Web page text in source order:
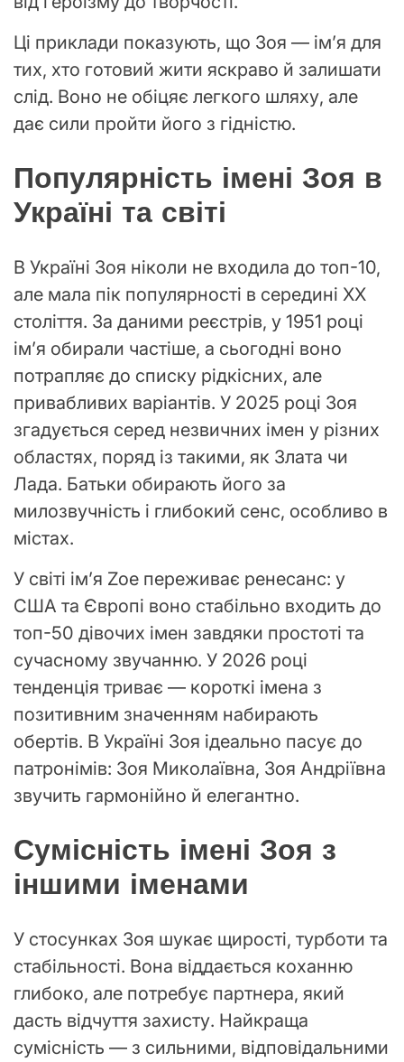
Ці приклади показують, що Зоя — ім’я для
тих, хто готовий жити яскраво й залишати
слід. Воно не обіцяє легкого шляху, але
дає сили пройти його з гідністю.
Популярність імені Зоя в
Україні та світі
В Україні Зоя ніколи не входила до топ-10,
але мала пік популярності в середині XX
століття. За даними реєстрів, у 1951 році
ім’я обирали частіше, а сьогодні воно
потрапляє до списку рідкісних, але
привабливих варіантів. У 2025 році Зоя
згадується серед незвичних імен у різних
областях, поряд із такими, як Злата чи
Лада. Батьки обирають його за
милозвучність і глибокий сенс, особливо в
містах.
У світі ім’я Zoe переживає ренесанс: у
США та Європі воно стабільно входить до
топ-50 дівочих імен завдяки простоті та
сучасному звучанню. У 2026 році
тенденція триває — короткі імена з
позитивним значенням набирають
обертів. В Україні Зоя ідеально пасує до
патронімів: Зоя Миколаївна, Зоя Андріївна
звучить гармонійно й елегантно.
Сумісність імені Зоя з
іншими іменами
У стосунках Зоя шукає щирості, турботи та
стабільності. Вона віддається коханню
глибоко, але потребує партнера, який
дасть відчуття захисту. Найкраща
сумісність — з сильними, відповідальними